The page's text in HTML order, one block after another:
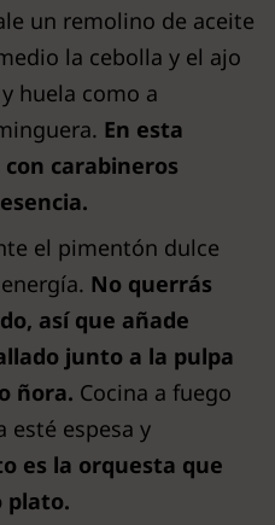
un remolino de aceite
la cebolla y el ajo
huela como a
En esta
carabineros
el pimentón dulce
No querrás
así que añade
junto a la pulpa
ñora. Cocina a fuego
esté espesa y
es la orquesta que
plato.